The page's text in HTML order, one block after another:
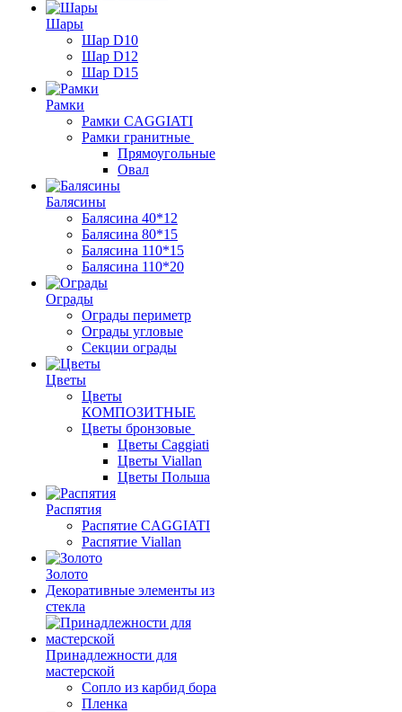
Шары
Шар D10
Шар D12
Шар D15
Рамки
Рамки CAGGIATI
Рамки гранитные
Прямоугольные
Овал
Балясины
Балясина 40*12
Балясина 80*15
Балясина 110*15
Балясина 110*20
Ограды
Ограды периметр
Ограды угловые
Секции ограды
Цветы
Цветы
КОМПОЗИТНЫЕ
Цветы бронзовые
Цветы Caggiati
Цветы Viallan
Цветы Польша
Распятия
Распятие CAGGIATI
Распятие Viallan
Золото
Декоративные элементы из
стекла
Принадлежности для
мастерской
Сопло из карбид бора
Пленка